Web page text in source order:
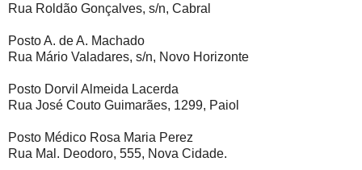
Rua Roldão Gonçalves, s/n, Cabral
Posto A. de A. Machado
Rua Mário Valadares, s/n, Novo Horizonte
Posto Dorvil Almeida Lacerda
Rua José Couto Guimarães, 1299, Paiol
Posto Médico Rosa Maria Perez
Rua Mal. Deodoro, 555, Nova Cidade.